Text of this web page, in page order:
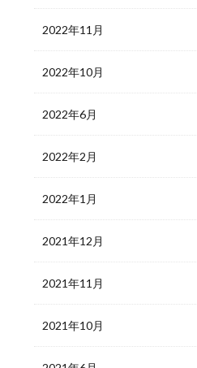
2022年11月
2022年10月
2022年6月
2022年2月
2022年1月
2021年12月
2021年11月
2021年10月